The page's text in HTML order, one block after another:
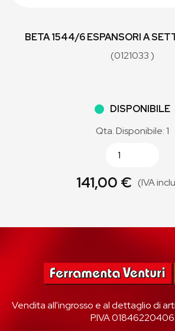
BETA 1544/6 ESPANSORI A
(0121033 )
DISPONIBILE
Qta. Disponibile: 1
141,00 € (IVA
Vendita all'ingrosso e al dettaglio di
P.IVA 01846220406